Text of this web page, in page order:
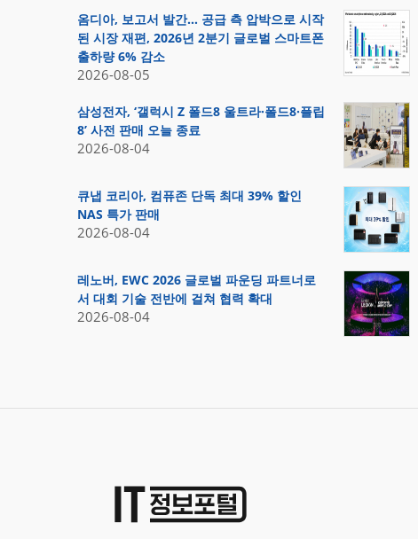
옴디아, 보고서 발간… 공급 측 압박으로 시작
된 시장 재편, 2026년 2분기 글로벌 스마트폰
출하량 6% 감소
2026-08-05
삼성전자, ‘갤럭시 Z 폴드8 울트라·폴드8·플립
8’ 사전 판매 오늘 종료
2026-08-04
큐냅 코리아, 컴퓨존 단독 최대 39% 할인
NAS 특가 판매
2026-08-04
레노버, EWC 2026 글로벌 파운딩 파트너로
서 대회 기술 전반에 걸쳐 협력 확대
2026-08-04